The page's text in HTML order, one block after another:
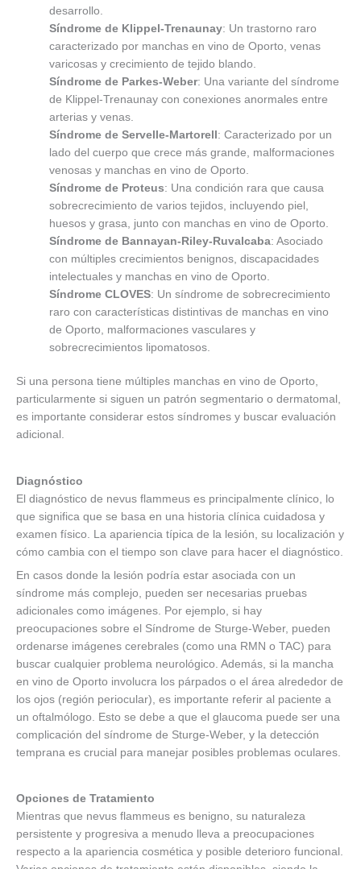
desarrollo.
Síndrome de Klippel-Trenaunay: Un trastorno raro
caracterizado por manchas en vino de Oporto, venas
varicosas y crecimiento de tejido blando.
Síndrome de Parkes-Weber: Una variante del síndrome
de Klippel-Trenaunay con conexiones anormales entre
arterias y venas.
Síndrome de Servelle-Martorell : Caracterizado por un
lado del cuerpo que crece más grande, malformaciones
venosas y manchas en vino de Oporto.
Síndrome de Proteus: Una condición rara que causa
sobrecrecimiento de varios tejidos, incluyendo piel,
huesos y grasa, junto con manchas en vino de Oporto.
Síndrome de Bannayan-Riley-Ruvalcaba: Asociado
con múltiples crecimientos benignos, discapacidades
intelectuales y manchas en vino de Oporto.
Síndrome CLOVES: Un síndrome de sobrecrecimiento
raro con características distintivas de manchas en vino
de Oporto, malformaciones vasculares y
sobrecrecimientos lipomatosos.
Si una persona tiene múltiples manchas en vino de Oporto,
particularmente si siguen un patrón segmentario o dermatomal,
es importante considerar estos síndromes y buscar evaluación
adicional.
Diagnóstico
El diagnóstico de nevus flammeus es principalmente clínico, lo
que significa que se basa en una historia clínica cuidadosa y
examen físico. La apariencia típica de la lesión, su localización y
cómo cambia con el tiempo son clave para hacer el diagnóstico.
En casos donde la lesión podría estar asociada con un
síndrome más complejo, pueden ser necesarias pruebas
adicionales como imágenes. Por ejemplo, si hay
preocupaciones sobre el Síndrome de Sturge-Weber, pueden
ordenarse imágenes cerebrales (como una RMN o TAC) para
buscar cualquier problema neurológico. Además, si la mancha
en vino de Oporto involucra los párpados o el área alrededor de
los ojos (región periocular), es importante referir al paciente a
un oftalmólogo. Esto se debe a que el glaucoma puede ser una
complicación del síndrome de Sturge-Weber, y la detección
temprana es crucial para manejar posibles problemas oculares.
Opciones de Tratamiento
Mientras que nevus flammeus es benigno, su naturaleza
persistente y progresiva a menudo lleva a preocupaciones
respecto a la apariencia cosmética y posible deterioro funcional.